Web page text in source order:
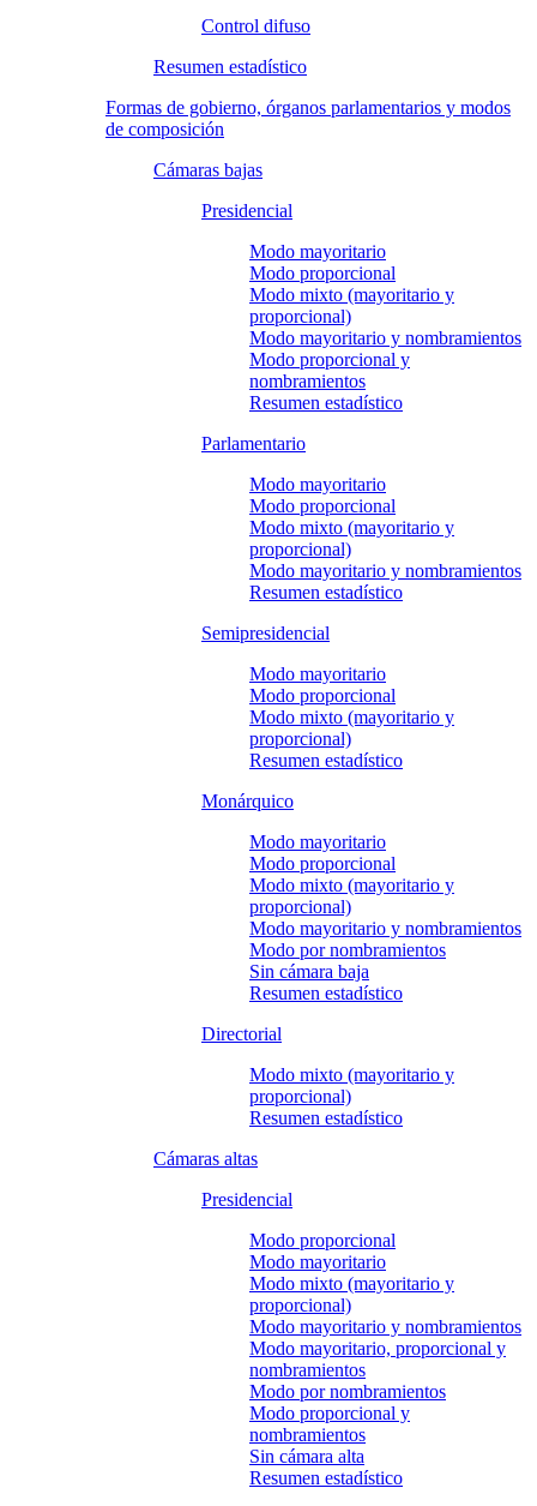
Control difuso
Resumen estadístico
Formas de gobierno, órganos parlamentarios y modos
de composición
Cámaras bajas
Presidencial
Modo mayoritario
Modo proporcional
Modo mixto (mayoritario y
proporcional)
Modo mayoritario y nombramientos
Modo proporcional y
nombramientos
Resumen estadístico
Parlamentario
Modo mayoritario
Modo proporcional
Modo mixto (mayoritario y
proporcional)
Modo mayoritario y nombramientos
Resumen estadístico
Semipresidencial
Modo mayoritario
Modo proporcional
Modo mixto (mayoritario y
proporcional)
Resumen estadístico
Monárquico
Modo mayoritario
Modo proporcional
Modo mixto (mayoritario y
proporcional)
Modo mayoritario y nombramientos
Modo por nombramientos
Sin cámara baja
Resumen estadístico
Directorial
Modo mixto (mayoritario y
proporcional)
Resumen estadístico
Cámaras altas
Presidencial
Modo proporcional
Modo mayoritario
Modo mixto (mayoritario y
proporcional)
Modo mayoritario y nombramientos
Modo mayoritario, proporcional y
nombramientos
Modo por nombramientos
Modo proporcional y
nombramientos
Sin cámara alta
Resumen estadístico